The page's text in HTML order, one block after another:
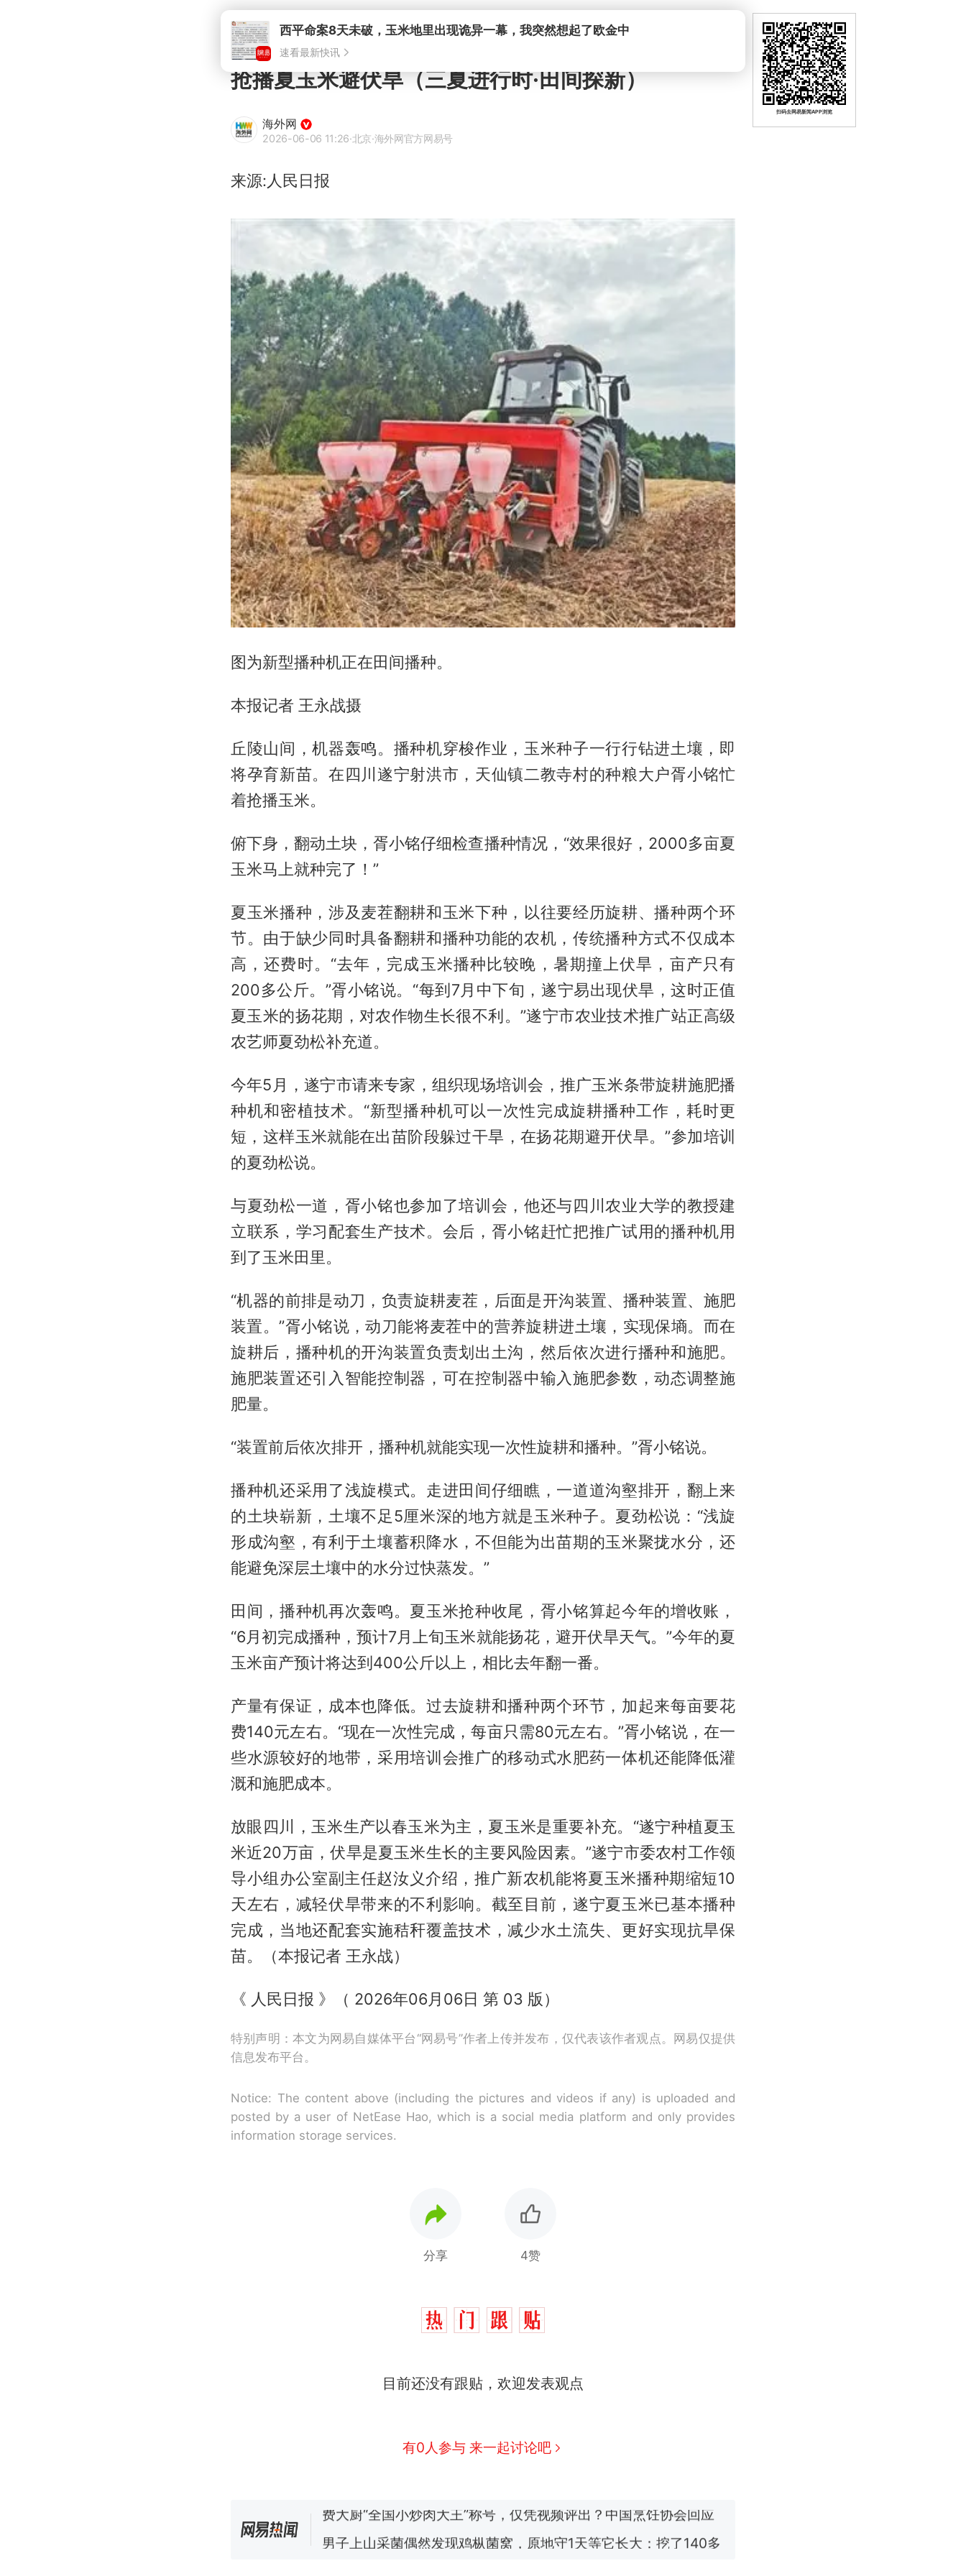
抢播夏玉米避伏旱（三夏进行时·田间探新）
海外网
2026-06-06 11:26·北京·海外网官方网易号
来源:人民日报
图为新型播种机正在田间播种。
本报记者 王永战摄
丘陵山间，机器轰鸣。播种机穿梭作业，玉米种子一行行钻进土壤，即
将孕育新苗。在四川遂宁射洪市，天仙镇二教寺村的种粮大户胥小铭忙
着抢播玉米。
俯下身，翻动土块，胥小铭仔细检查播种情况，“效果很好，2000多亩夏
玉米马上就种完了！”
夏玉米播种，涉及麦茬翻耕和玉米下种，以往要经历旋耕、播种两个环
节。由于缺少同时具备翻耕和播种功能的农机，传统播种方式不仅成本
高，还费时。“去年，完成玉米播种比较晚，暑期撞上伏旱，亩产只有
200多公斤。”胥小铭说。“每到7月中下旬，遂宁易出现伏旱，这时正值
夏玉米的扬花期，对农作物生长很不利。”遂宁市农业技术推广站正高级
农艺师夏劲松补充道。
今年5月，遂宁市请来专家，组织现场培训会，推广玉米条带旋耕施肥播
种机和密植技术。“新型播种机可以一次性完成旋耕播种工作，耗时更
短，这样玉米就能在出苗阶段躲过干旱，在扬花期避开伏旱。”参加培训
的夏劲松说。
与夏劲松一道，胥小铭也参加了培训会，他还与四川农业大学的教授建
立联系，学习配套生产技术。会后，胥小铭赶忙把推广试用的播种机用
到了玉米田里。
“机器的前排是动刀，负责旋耕麦茬，后面是开沟装置、播种装置、施肥
装置。”胥小铭说，动刀能将麦茬中的营养旋耕进土壤，实现保墒。而在
旋耕后，播种机的开沟装置负责划出土沟，然后依次进行播种和施肥。
施肥装置还引入智能控制器，可在控制器中输入施肥参数，动态调整施
肥量。
“装置前后依次排开，播种机就能实现一次性旋耕和播种。”胥小铭说。
播种机还采用了浅旋模式。走进田间仔细瞧，一道道沟壑排开，翻上来
的土块崭新，土壤不足5厘米深的地方就是玉米种子。夏劲松说：“浅旋
形成沟壑，有利于土壤蓄积降水，不但能为出苗期的玉米聚拢水分，还
能避免深层土壤中的水分过快蒸发。”
田间，播种机再次轰鸣。夏玉米抢种收尾，胥小铭算起今年的增收账，
“6月初完成播种，预计7月上旬玉米就能扬花，避开伏旱天气。”今年的夏
玉米亩产预计将达到400公斤以上，相比去年翻一番。
产量有保证，成本也降低。过去旋耕和播种两个环节，加起来每亩要花
费140元左右。“现在一次性完成，每亩只需80元左右。”胥小铭说，在一
些水源较好的地带，采用培训会推广的移动式水肥药一体机还能降低灌
溉和施肥成本。
放眼四川，玉米生产以春玉米为主，夏玉米是重要补充。“遂宁种植夏玉
米近20万亩，伏旱是夏玉米生长的主要风险因素。”遂宁市委农村工作领
导小组办公室副主任赵汝义介绍，推广新农机能将夏玉米播种期缩短10
天左右，减轻伏旱带来的不利影响。截至目前，遂宁夏玉米已基本播种
完成，当地还配套实施秸秆覆盖技术，减少水土流失、更好实现抗旱保
苗。（本报记者 王永战）
《 人民日报 》（ 2026年06月06日 第 03 版）
特别声明：本文为网易自媒体平台“网易号”作者上传并发布，仅代表该作者观点。网易仅提供
信息发布平台。
Notice: The content above (including the pictures and videos if any) is uploaded and
posted by a user of NetEase Hao, which is a social media platform and only provides
information storage services.
分享 4赞
目前还没有跟贴，欢迎发表观点
有0人参与 来一起讨论吧
那个在床头放菜刀的女孩，因老师一句“跟我回家”改写了人生
男子上山采菌偶然发现鸡枞菌窝，原地守1天等它长大：挖了140多
朵
扫码去网易新闻APP浏览